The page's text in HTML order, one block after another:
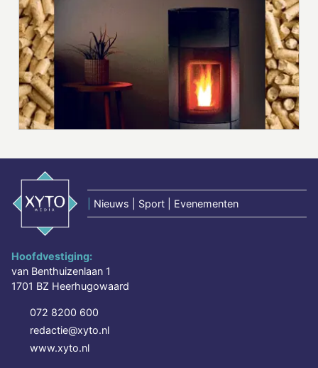
Nieuws | Sport | Evenementen
Hoofdvestiging:
van Benthuizenlaan 1
1701 BZ Heerhugowaard
072 8200 600
redactie@xyto.nl
www.xyto.nl